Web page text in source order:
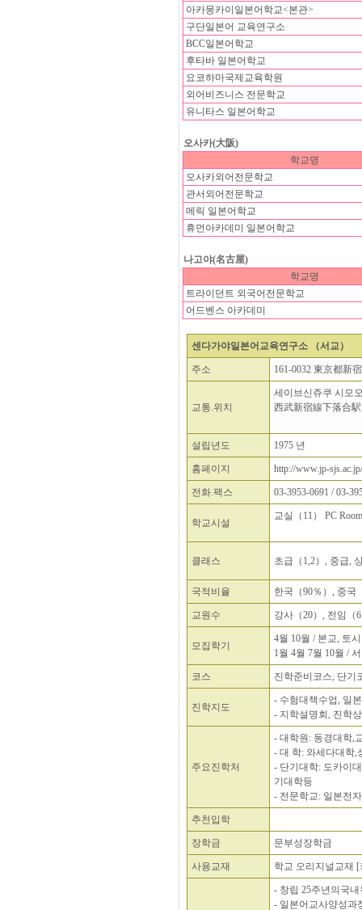
아카몽카이일본어학교<본관>
구단일본어 교육연구소
BCC일본어학교
후타바 일본어학교
요코하마국제교육학원
외어비즈니스 전문학교
유니타스 일본어학교
오사카(大阪)
학교명
오사카외어전문학교
관서외어전문학교
메릭 일본어학교
휴먼아카데미 일본어학교
나고야(名古屋)
학교명
트라이던트 외국어전문학교
어드벤스 아카데미